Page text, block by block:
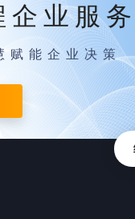
企业服
赋能企业决策